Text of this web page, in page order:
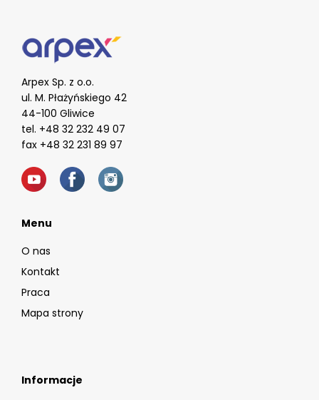
Arpex Sp. z o.o.
ul. M. Płażyńskiego 42
44-100 Gliwice
tel. +48 32 232 49 07
fax +48 32 231 89 97
Menu
O nas
Kontakt
Praca
Mapa strony
Informacje